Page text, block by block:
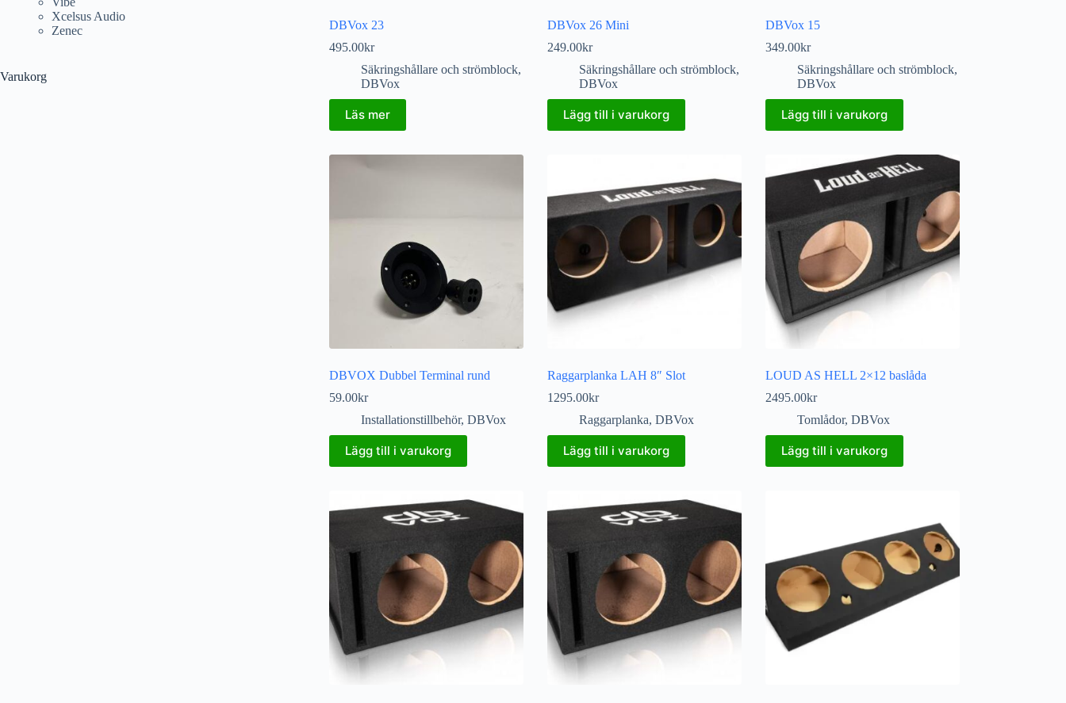
DBVox 23
495.00kr
Säkringshållare och strömblock,
DBVox
Läs mer
DBVox 26 Mini
249.00kr
Säkringshållare och strömblock,
DBVox
Lägg till i varukorg
DBVox 15
349.00kr
Säkringshållare och strömblock,
DBVox
Lägg till i varukorg
DBVOX Dubbel Terminal rund
59.00kr
Installationstillbehör, DBVox
Lägg till i varukorg
Raggarplanka LAH 8″ Slot
1295.00kr
Raggarplanka, DBVox
Lägg till i varukorg
LOUD AS HELL 2×12 baslåda
2495.00kr
Tomlådor, DBVox
Lägg till i varukorg
Xcelsus Audio
Zenec
Varukorg